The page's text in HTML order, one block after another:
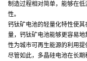
制造过程相对简单，能够在
性。
钙钛矿电池的轻量化特性使
量，钙钛矿电池能够更容易
性为城市可再生能源的利用提
尽管如此，多晶硅电池在长期